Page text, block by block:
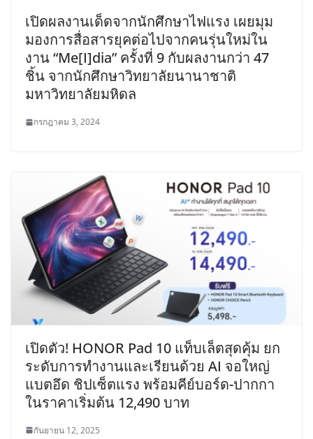
เปิดผลงานเด็ดจากนักศึกษาไฟแรง เผยมุม
มองการสื่อสารยุคต่อไปจากคนรุ่นใหม่ใน
งาน “Me[I]dia” ครั้งที่ 9 กับผลงานกว่า 47
ชิ้น จากนักศึกษาวิทยาลัยนานาชาติ
มหาวิทยาลัยมหิดล
กรกฎาคม 3, 2024
เปิดตัว! HONOR Pad 10 แท็บเล็ตสุดคุ้ม ยก
ระดับการทำงานและเรียนด้วย AI จอใหญ่
แบตอึด ชิปเซ็ตแรง พร้อมคีย์บอร์ด-ปากกา
ในราคาเริ่มต้น 12,490 บาท
กันยายน 12, 2025